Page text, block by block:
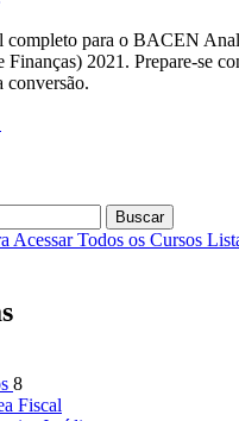
completo para o BACEN
Finanças) 2021. Prepare-se
conversão.
Buscar
Acessar Todos os Cursos
8
Fiscal